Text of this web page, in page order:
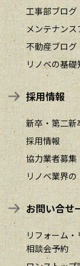
工事部ブログ
メンテナンス
不動産ブログ
リノベの基礎
採用情報
新卒・第二新
採用情報
協力業者募集
リノベ業界の
お問い合せ
リフォーム
相談会予約